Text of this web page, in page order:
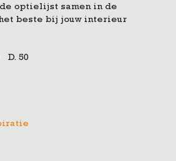
optielijst samen in de
beste bij jouw interieur
D. 50